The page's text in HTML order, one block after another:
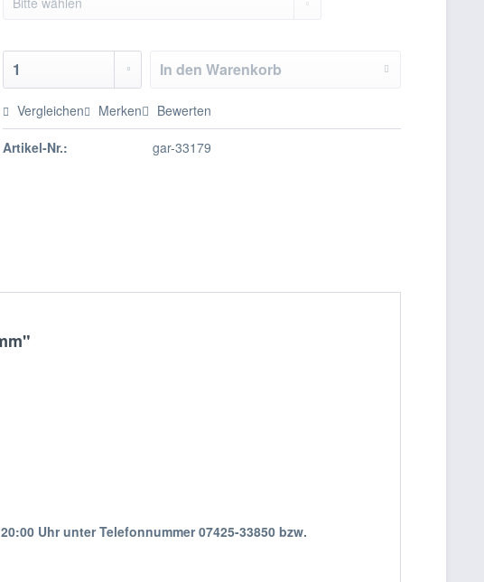
In den Warenkorb
Vergleichen Merken Bewerten
Artikel-Nr.: gar-33179
Uhr unter Telefonnummer 07425-33850 bzw.